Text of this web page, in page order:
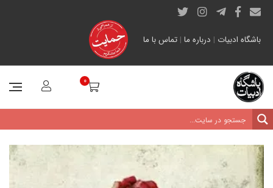
باشگاه ادبیات | درباره ما | تماس با ما
0